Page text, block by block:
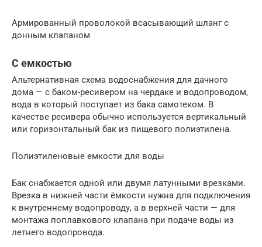
Армированный проволокой всасывающий шланг с
донным клапаном
С емкостью
Альтернативная схема водоснабжения для дачного
дома — с баком-ресивером на чердаке и водопроводом,
вода в который поступает из бака самотеком. В
качестве ресивера обычно используется вертикальный
или горизонтальный бак из пищевого полиэтилена.
Полиэтиленовые емкости для воды
Бак снабжается одной или двумя латунными врезками.
Врезка в нижней части ёмкости нужна для подключения
к внутреннему водопроводу, а в верхней части — для
монтажа поплавкового клапана при подаче воды из
летнего водопровода.